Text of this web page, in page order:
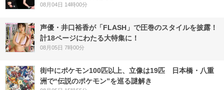
08月04日 14時00分
声優・井口裕香が「FLASH」で圧巻のスタイルを披露！
計18ページにわたる大特集に！
08月05日 7時00分
街中にポケモン100匹以上、立像は19匹 日本橋・八重
洲で“伝説のポケモン”を巡る謎解き